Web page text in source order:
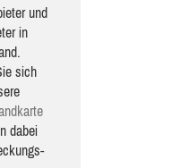
und
in
sich
dabei